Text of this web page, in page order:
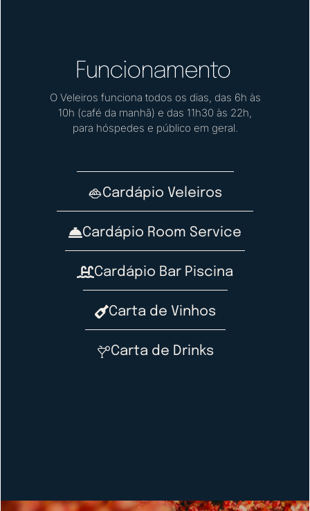
Funcionamento
O Veleiros funciona todos os dias, das 6h às
10h (café da manhã) e das 11h30 às 22h,
para hóspedes e público em geral.
Cardápio Veleiros
Cardápio Room Service
Cardápio Bar Piscina
Carta de Vinhos
Carta de Drinks